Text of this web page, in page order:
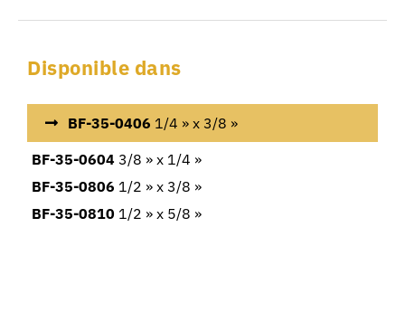
Disponible dans
BF-35-0406 1/4 » x 3/8 »
BF-35-0604 3/8 » x 1/4 »
BF-35-0806 1/2 » x 3/8 »
BF-35-0810 1/2 » x 5/8 »